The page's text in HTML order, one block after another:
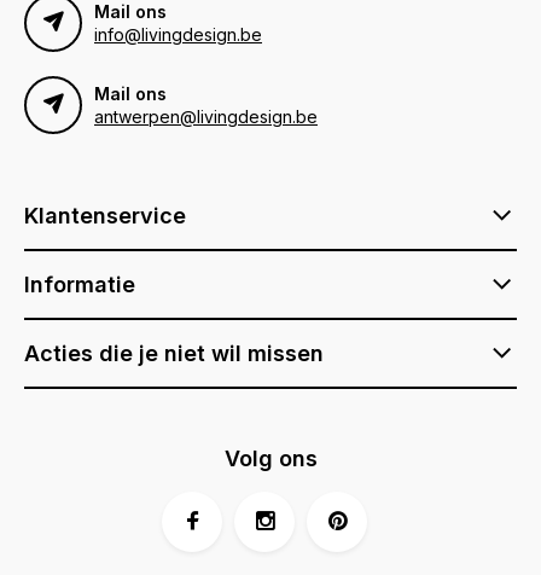
Mail ons
info@livingdesign.be
Mail ons
antwerpen@livingdesign.be
Klantenservice
Informatie
Acties die je niet wil missen
Volg ons